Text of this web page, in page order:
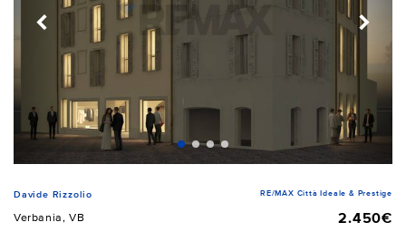
Davide Rizzolio RE/MAX Città Ideale & Prestige
Verbania, VB 2.450€